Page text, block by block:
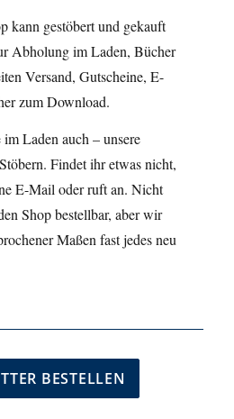
kann gestöbert und gekauft
Abholung im Laden, Bücher
Versand, Gutscheine, E-
zum Download.
Laden auch – unsere
Findet ihr etwas nicht,
E-Mail oder ruft an. Nicht
Shop bestellbar, aber wir
Maßen fast jedes neu